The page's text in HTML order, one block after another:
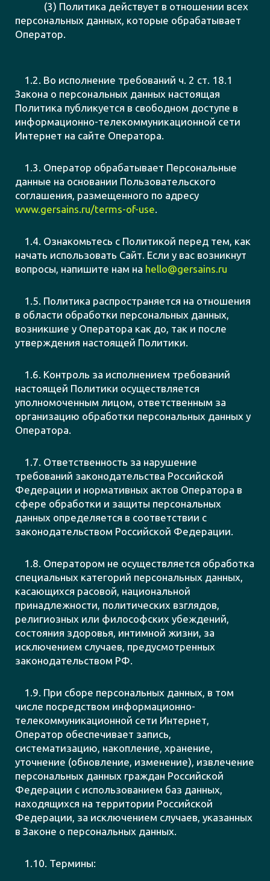
(3) Политика действует в отношении всех
персональных данных, которые обрабатывает
Оператор.
1.2. Во исполнение требований ч. 2 ст. 18.1
Закона о персональных данных настоящая
Политика публикуется в свободном доступе в
информационно-телекоммуникационной сети
Интернет на сайте Оператора.
1.3. Оператор обрабатывает Персональные
данные на основании Пользовательского
соглашения, размещенного по адресу
www.gersains.ru/terms-of-use.
1.4. Ознакомьтесь с Политикой перед тем, как
начать использовать Сайт. Если у вас возникнут
вопросы, напишите нам на hello@gersains.ru
1.5. Политика распространяется на отношения
в области обработки персональных данных,
возникшие у Оператора как до, так и после
утверждения настоящей Политики.
1.6. Контроль за исполнением требований
настоящей Политики осуществляется
уполномоченным лицом, ответственным за
организацию обработки персональных данных у
Оператора.
1.7. Ответственность за нарушение
требований законодательства Российской
Федерации и нормативных актов Оператора в
сфере обработки и защиты персональных
данных определяется в соответствии с
законодательством Российской Федерации.
1.8. Оператором не осуществляется обработка
специальных категорий персональных данных,
касающихся расовой, национальной
принадлежности, политических взглядов,
религиозных или философских убеждений,
состояния здоровья, интимной жизни, за
исключением случаев, предусмотренных
законодательством РФ.
1.9. При сборе персональных данных, в том
числе посредством информационно-
телекоммуникационной сети Интернет,
Оператор обеспечивает запись,
систематизацию, накопление, хранение,
уточнение (обновление, изменение), извлечение
персональных данных граждан Российской
Федерации с использованием баз данных,
находящихся на территории Российской
Федерации, за исключением случаев, указанных
в Законе о персональных данных.
1.10. Термины: